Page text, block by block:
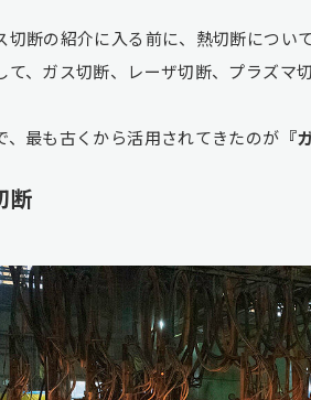
切断の紹介に入る前に、熱切断につい
て、ガス切断、レーザ切断、プラズマ
、最も古くから活用されてきたのが 『
断